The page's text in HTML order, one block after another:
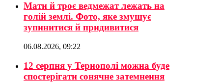
Мати й троє ведмежат лежать на
голій землі. Фото, яке змушує
зупинитися й придивитися
06.08.2026, 09:22
12 серпня у Тернополі можна буде
спостерігати сонячне затемнення